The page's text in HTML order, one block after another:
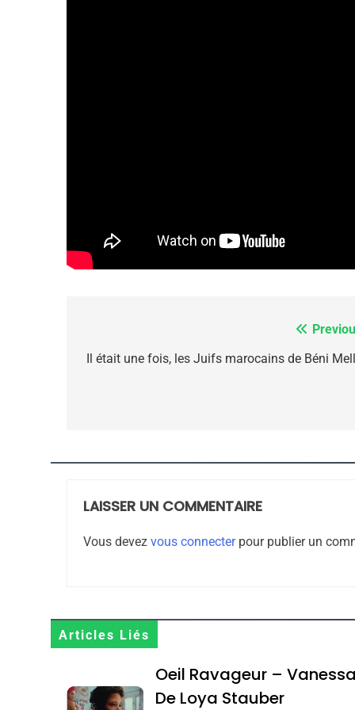
de
Il était une fois, les Juifs marocains de Béni
LAISSER UN COMMENTAIRE
Vous devez vous connecterpour publier un
Articles Liés
Oeil Ravageur – Vanessa
De Loya Stauber
FIÈRE, DIGNE ET
CE QUI NOUS
Maroc : Les